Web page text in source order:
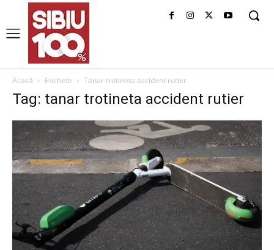
Acasă Etichete Tanar trotineta accident rutier
Tag: tanar trotineta accident rutier